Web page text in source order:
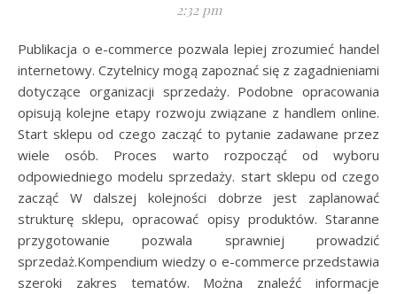
2:32 pm
Publikacja o e-commerce pozwala lepiej zrozumieć handel
internetowy. Czytelnicy mogą zapoznać się z zagadnieniami
dotyczące organizacji sprzedaży. Podobne opracowania
opisują kolejne etapy rozwoju związane z handlem online.
Start sklepu od czego zacząć to pytanie zadawane przez
wiele osób. Proces warto rozpocząć od wyboru
odpowiedniego modelu sprzedaży. start sklepu od czego
zacząć W dalszej kolejności dobrze jest zaplanować
strukturę sklepu, opracować opisy produktów. Staranne
przygotowanie pozwala sprawniej prowadzić
sprzedaż.Kompendium wiedzy o e-commerce przedstawia
szeroki zakres tematów. Można znaleźć informacje